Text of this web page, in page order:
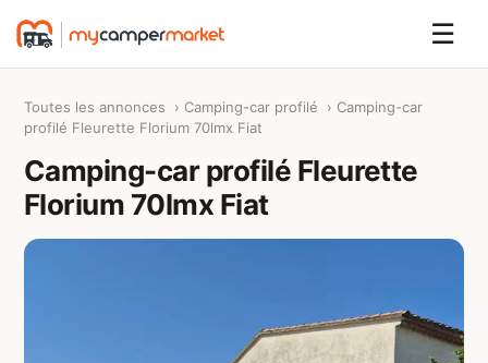
☰
Toutes les annonces › Camping-car profilé › Camping-car
profilé Fleurette Florium 70lmx Fiat
Camping-car profilé Fleurette
Florium 70lmx Fiat